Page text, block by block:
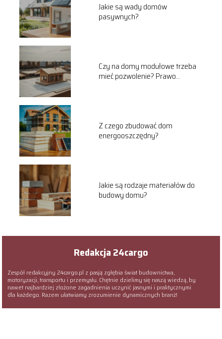
Jakie są wady domów
pasywnych?
Czy na domy modułowe trzeba
mieć pozwolenie? Prawo
Z czego zbudować dom
energooszczędny?
Jakie są rodzaje materiałów do
budowy domu?
Redakcja 24cargo
Zespół redakcyjny 24cargo.pl z pasją zgłębia świat budownictwa,
motoryzacji, transportu i przemysłu. Chętnie dzielimy się naszą wiedzą, by
nawet najbardziej złożone zagadnienia uczynić jasnymi i praktycznymi
dla każdego. Razem ułatwiamy zrozumienie dynamicznych branż!